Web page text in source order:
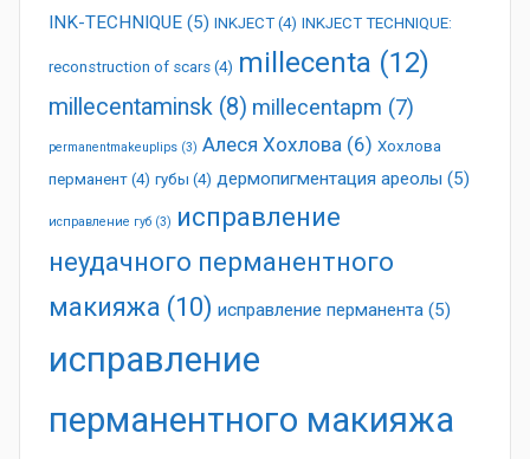
INK-TECHNIQUE (5) INKJECT (4) INKJECT TECHNIQUE:
reconstruction of scars (4) millecenta (12)
millecentaminsk (8) millecentapm (7)
permanentmakeuplips (3) Алеся Хохлова (6) Хохлова
перманент (4) губы (4) дермопигментация ареолы (5)
исправление губ (3) исправление
неудачного перманентного
макияжа (10) исправление перманента (5)
исправление
перманентного макияжа